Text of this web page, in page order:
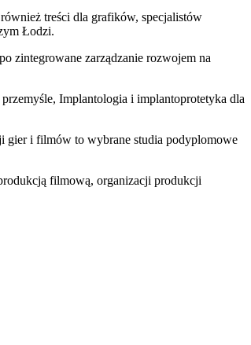
treści dla grafików, specjalistów
Łodzi.
zintegrowane zarządzanie rozwojem na
Implantologia i implantoprotetyka dla
gier i filmów to wybrane studia podyplomowe
filmową, organizacji produkcji